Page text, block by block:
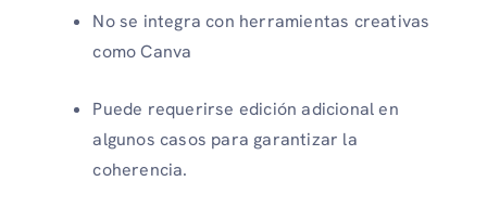
No se integra con herramientas creativas
como Canva
Puede requerirse edición adicional en
algunos casos para garantizar la
coherencia.